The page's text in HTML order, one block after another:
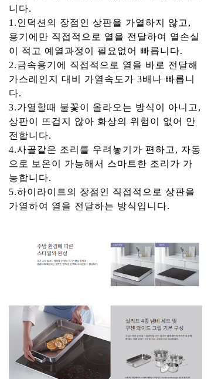
니다.
1.인덕션의 장점인 상판을 가열하지 않고,
용기에만 직접적으로 열을 전달하여 열손실
이 적고 예열과정이 필요없어 빠릅니다.
2.금속용기에 직접적으로 열을 바로 전달해
가스레인지 대비 가열속도가 3배나 빠릅니
다.
3.가열할때 불꽃이 올라오는 방식이 아니고,
상판이 뜨겁지 않아 화상의 위험이 없어 안
전합니다.
4.사골같은 조리를 우려놓기가 편하고, 자동
으로 보온이 가능해서 스마트한 조리가 가
능합니다.
5.하이라이트의 장점인 직접적으로 상판을
가열하여 열을 전달하는 방식입니다.